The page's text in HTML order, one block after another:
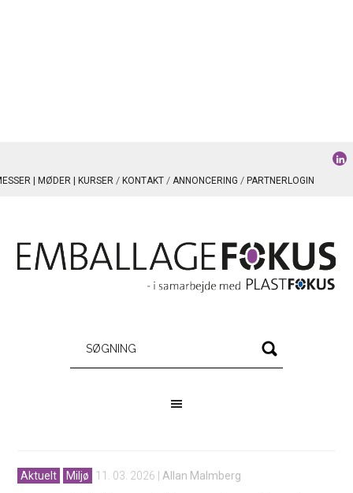
| MØDER | KURSER KONTAKT ANNONCERING PARTNERLOGIN
Aktuelt Miljø 11. 03. 2026 Allan Malmberg